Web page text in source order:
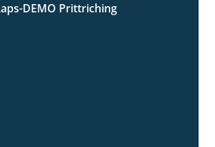
DEMO Prittriching